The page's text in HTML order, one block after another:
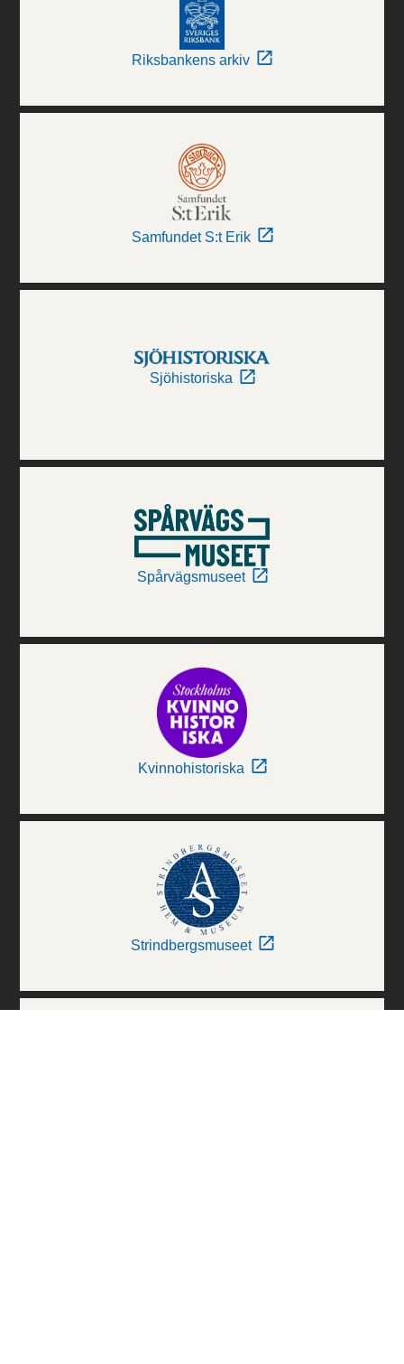
Riksbankens arkiv
Samfundet S:t Erik
Sjöhistoriska
Spårvägsmuseet
Kvinnohistoriska
Strindbergsmuseet